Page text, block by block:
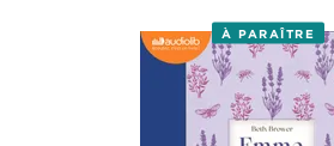
À PARAÎTRE